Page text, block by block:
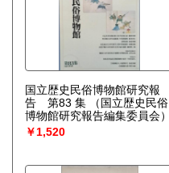
国立歴史民俗博物館研究報
告 第83 集
（国立歴史民俗
博物館研究報告編集委員会）
￥1,520